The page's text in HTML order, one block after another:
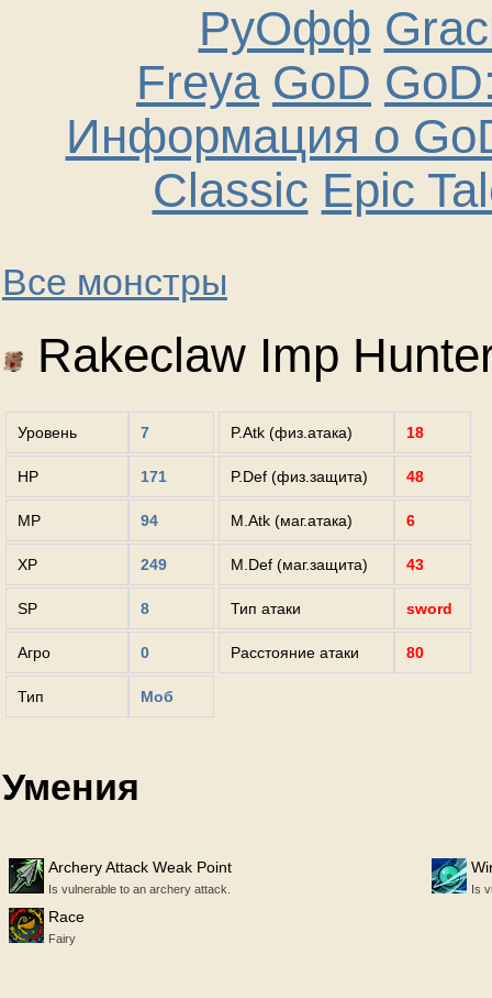
РуОфф
Freya GoD
Информация о
Classic Epic
Все монстры
Rakeclaw Imp
Уровень 7
HP 171
MP 94
XP 249
SP 8
Агро 0
Тип Моб
P.Atk (физ.атака) 18
P.Def (физ.защита) 48
M.Atk (маг.атака) 6
M.Def (маг.защита) 43
Тип атаки sword
Расстояние атаки 80
Умения
Archery Attack Weak Point
Is vulnerable to an archery attack. Is
Race
Fairy